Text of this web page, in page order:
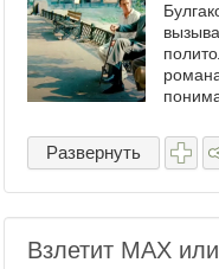
Развернуть
Взлетит MAX